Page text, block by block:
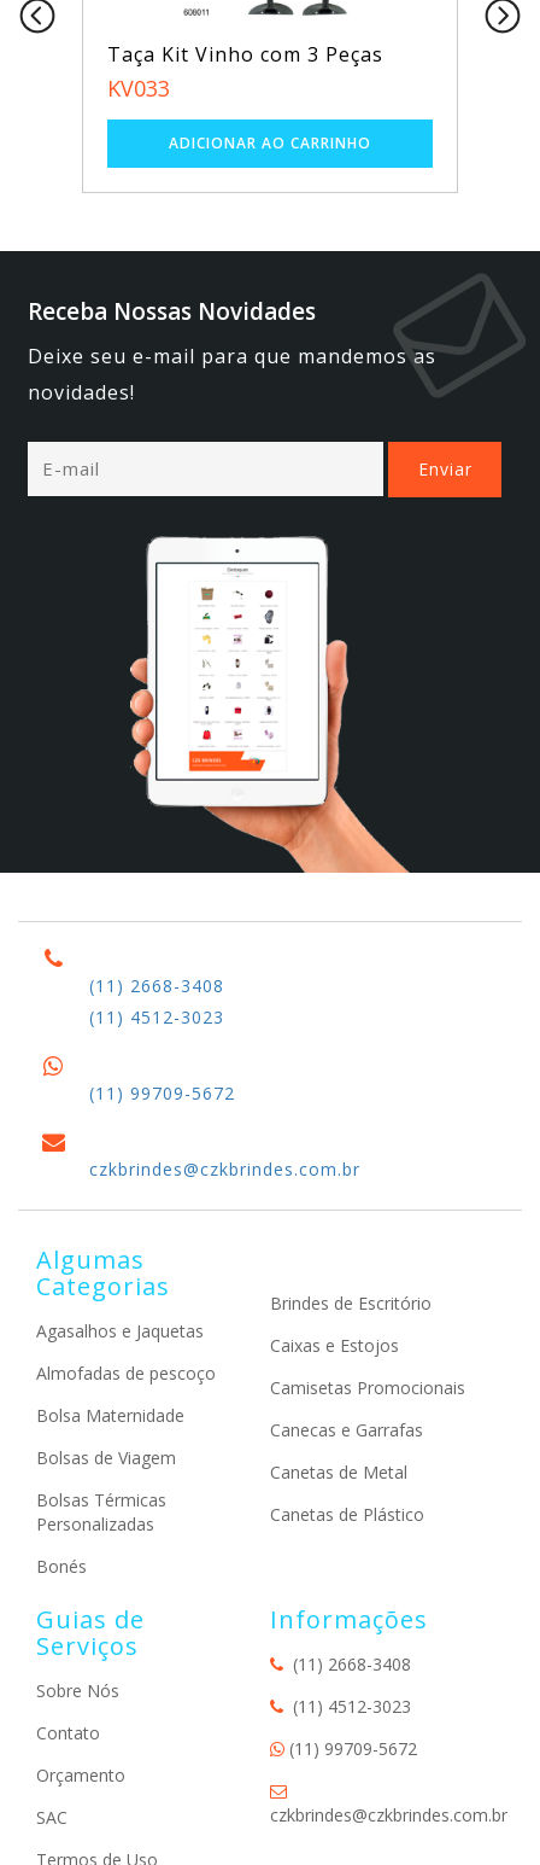
Taça Kit Vinho com 3 Peças
KV033
Receba Nossas Novidades
Deixe seu e-mail para que mandemos as
novidades!
(11) 2668-3408
(11) 4512-3023
(11) 99709-5672
czkbrindes@czkbrindes.com.br
Algumas
Categorias
Agasalhos e Jaquetas
Almofadas de pescoço
Bolsa Maternidade
Bolsas de Viagem
Bolsas Térmicas
Personalizadas
Bonés
Brindes de Escritório
Caixas e Estojos
Camisetas Promocionais
Canecas e Garrafas
Canetas de Metal
Canetas de Plástico
Guias de
Serviços
Sobre Nós
Contato
Orçamento
SAC
Termos de Uso
Informações
(11) 2668-3408
(11) 4512-3023
(11) 99709-5672
czkbrindes@czkbrindes.com.br